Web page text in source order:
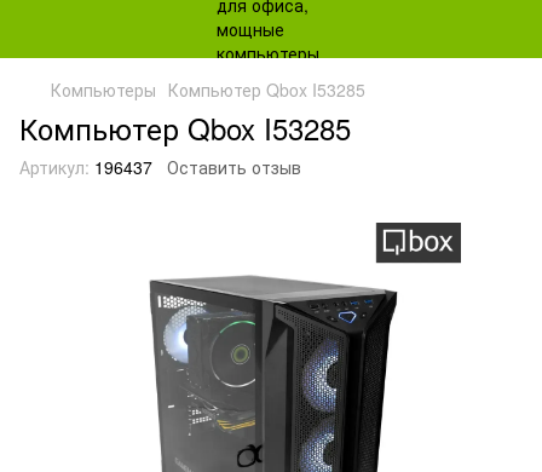
Компьютеры Компьютер Qbox I53285
Компьютер Qbox I53285
Артикул: 196437 Оставить отзыв